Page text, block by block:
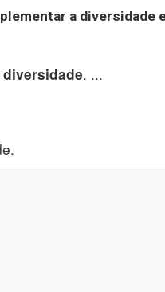
a diversidade
diversidade. ...